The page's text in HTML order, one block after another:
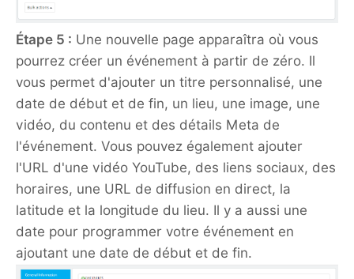
Étape 5 : Une nouvelle page apparaîtra où vous
pourrez créer un événement à partir de zéro. Il
vous permet d'ajouter un titre personnalisé, une
date de début et de fin, un lieu, une image, une
vidéo, du contenu et des détails Meta de
l'événement. Vous pouvez également ajouter
l'URL d'une vidéo YouTube, des liens sociaux, des
horaires, une URL de diffusion en direct, la
latitude et la longitude du lieu. Il y a aussi une
date pour programmer votre événement en
ajoutant une date de début et de fin.